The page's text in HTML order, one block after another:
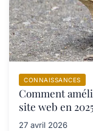
CONNAISSANCES
Comment
site web en
27 avril 2026